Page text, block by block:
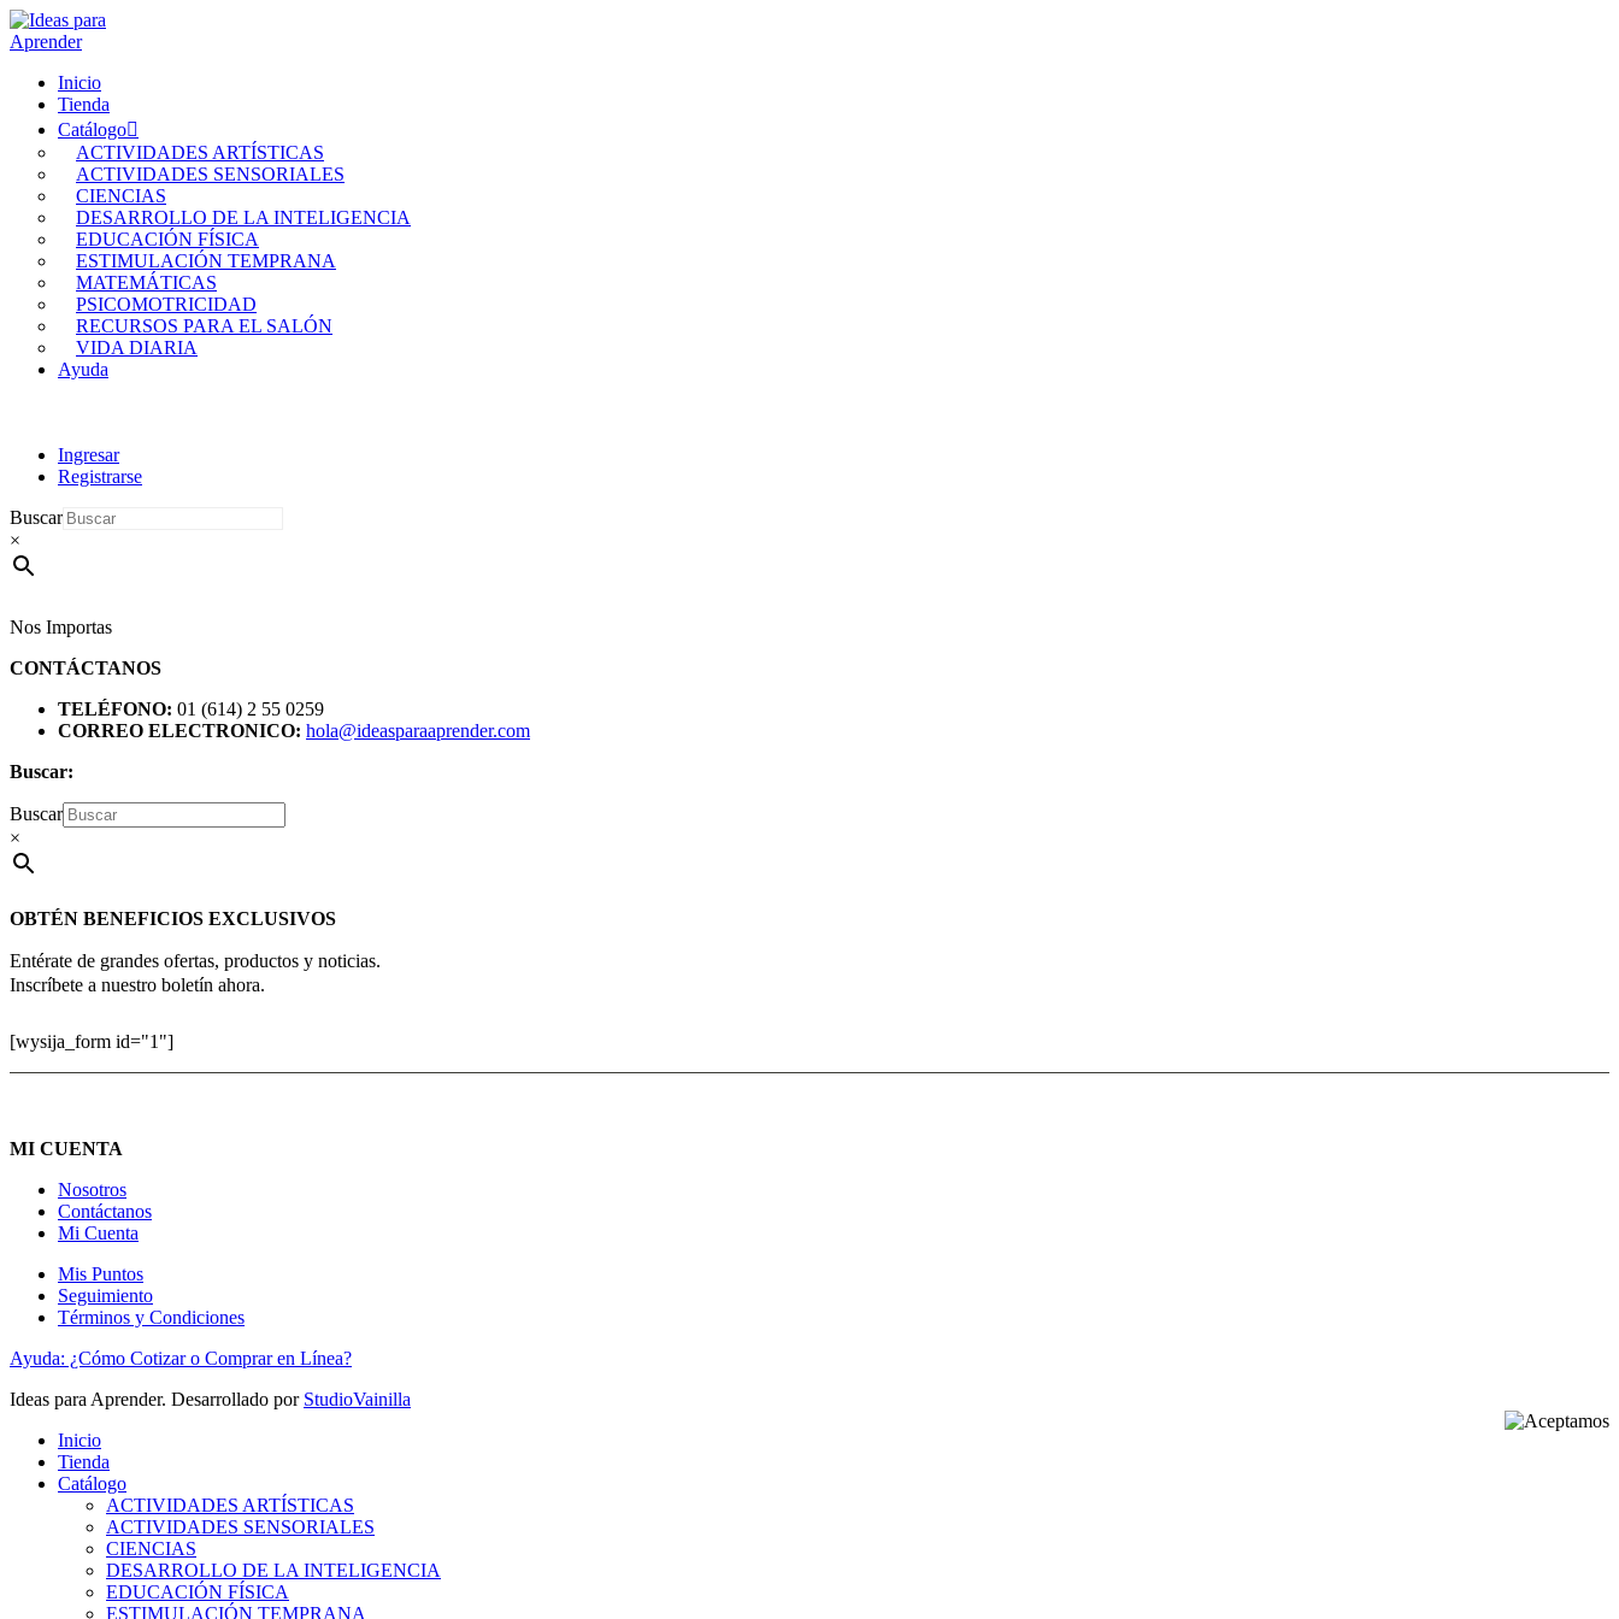
Inicio
Tienda
Catálogo
ACTIVIDADES ARTÍSTICAS
ACTIVIDADES SENSORIALES
CIENCIAS
DESARROLLO DE LA INTELIGENCIA
EDUCACIÓN FÍSICA
ESTIMULACIÓN TEMPRANA
MATEMÁTICAS
PSICOMOTRICIDAD
RECURSOS PARA EL SALÓN
VIDA DIARIA
Ayuda
Ingresar
Registrarse
Buscar
×
Nos Importas
CONTÁCTANOS
TELÉFONO: 01 (614) 2 55 0259
CORREO ELECTRONICO: hola@ideasparaaprender.com
Buscar:
Buscar
×
OBTÉN BENEFICIOS EXCLUSIVOS
Entérate de grandes ofertas, productos y noticias.
Inscríbete a nuestro boletín ahora.
[wysija_form id="1"]
MI CUENTA
Nosotros
Contáctanos
Mi Cuenta
Mis Puntos
Seguimiento
Términos y Condiciones
Ayuda: ¿Cómo Cotizar o Comprar en Línea?
Ideas para Aprender. Desarrollado por StudioVainilla
Inicio
Tienda
Catálogo
ACTIVIDADES ARTÍSTICAS
ACTIVIDADES SENSORIALES
CIENCIAS
DESARROLLO DE LA INTELIGENCIA
EDUCACIÓN FÍSICA
ESTIMULACIÓN TEMPRANA